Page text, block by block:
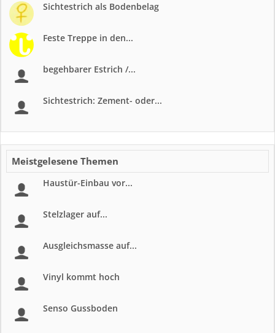
Sichtestrich als Bodenbelag
Feste Treppe in den...
begehbarer Estrich /...
Sichtestrich: Zement- oder...
Meistgelesene Themen
Haustür-Einbau vor...
Stelzlager auf...
Ausgleichsmasse auf...
Vinyl kommt hoch
Senso Gussboden